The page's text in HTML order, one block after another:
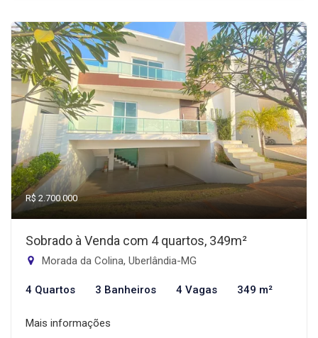
R$ 2.700.000
Sobrado à Venda com 4 quartos, 349m²
Morada da Colina, Uberlândia-MG
4 Quartos 3 Banheiros 4 Vagas 349 m²
Mais informações